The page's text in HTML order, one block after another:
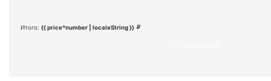
Итого: {{ price*number | localeString }}